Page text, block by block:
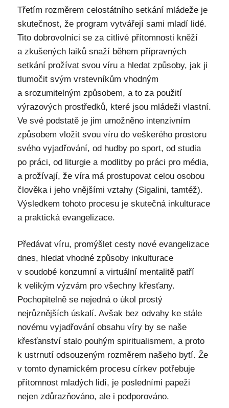
Třetím rozměrem celostátního setkání mládeže je
skutečnost, že program vytvářejí sami mladí lidé.
Tito dobrovolníci se za citlivé přítomnosti kněží
a zkušených laiků snaží během přípravných
setkání prožívat svou víru a hledat způsoby, jak ji
tlumočit svým vrstevníkům vhodným
a srozumitelným způsobem, a to za použití
výrazových prostředků, které jsou mládeži vlastní.
Ve své podstatě je jim umožněno intenzivním
způsobem vložit svou víru do veškerého prostoru
svého vyjadřování, od hudby po sport, od studia
po práci, od liturgie a modlitby po práci pro média,
a prožívají, že víra má prostupovat celou osobou
člověka i jeho vnějšími vztahy (Sigalini, tamtéž).
Výsledkem tohoto procesu je skutečná inkulturace
a praktická evangelizace.
Předávat víru, promýšlet cesty nové evangelizace
dnes, hledat vhodné způsoby inkulturace
v soudobé konzumní a virtuální mentalitě patří
k velikým výzvám pro všechny křesťany.
Pochopitelně se nejedná o úkol prostý
nejrůznějších úskalí. Avšak bez odvahy ke stále
novému vyjadřování obsahu víry by se naše
křesťanství stalo pouhým spiritualismem, a proto
k ustrnutí odsouzeným rozměrem našeho bytí. Že
v tomto dynamickém procesu církev potřebuje
přítomnost mladých lidí, je posledními papeži
nejen zdůrazňováno, ale i podporováno.